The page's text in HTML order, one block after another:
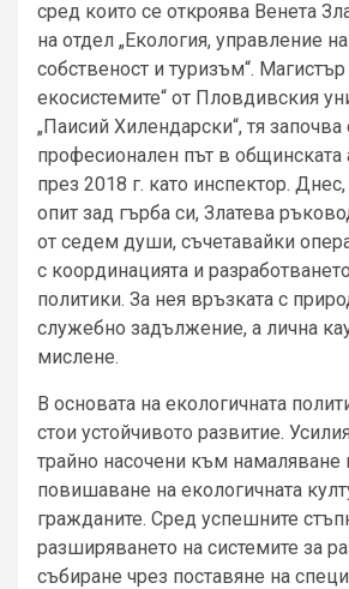
сред които се откроява Венета
на отдел „Екология, управление
собственост и туризъм“.
екосистемите“ от Пловдивския
„Паисий Хилендарски“, тя започва
професионален път в общинската
през 2018 г. като инспектор.
опит зад гърба си, Златева
от седем души, съчетавайки
с координацията и
политики. За нея връзката с
служебно задължение, а лична
мислене.
В основата на екологичната
стои устойчивото развитие.
трайно насочени към намаляване
повишаване на екологичната
гражданите. Сред успешните
разширяването на системите за
събиране чрез поставяне на